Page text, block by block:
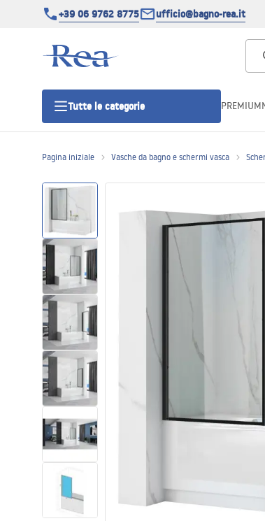
+39 06 9762 8775 ufficio@bagno-rea.it
Tutte le categorie
Porte doccia
Piatti doccia da bagno
Canaline di scarico
Set di vaso WC e bidet
Lavabi
Vasche da bagno e schermi vasca
Rubinetti da bagno
PREMIUM
Pagina iniziale Vasche da bagno e schermi vasca